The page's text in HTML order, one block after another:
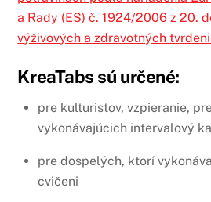
a Rady (ES) č. 1924/2006 z 20.
výživových a zdravotných
KreaTabs sú určené:
pre kulturistov, vzpieranie,
vykonávajúcich intervalový
pre dospelých, ktorí
cvičeni